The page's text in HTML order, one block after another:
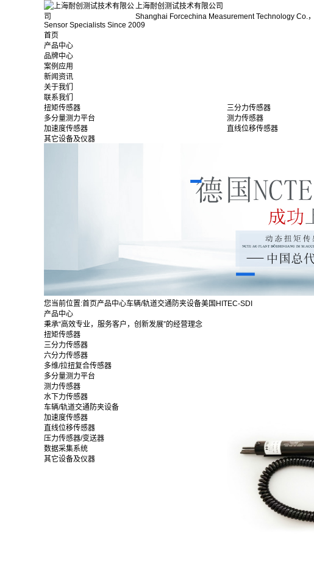
上海耐创测试技术有限公司
Shanghai Forcechina Measurement Technology Co.
Sensor Specialists Since 2009
首页
产品中心
品牌中心
案例应用
新闻资讯
关于我们
联系我们
扭矩传感器
三分力传感器
多分量测力平台
测力传感器
加速度传感器
直线位移传感器
其它设备及仪器
您当前位置:首页产品中心车辆/轨道交通防夹设备美国HITEC-SDI
产品中心
秉承“高效专业，服务客户，创新发展”的经营理念
扭矩传感器
三分力传感器
六分力传感器
多维/拉扭复合传感器
多分量测力平台
测力传感器
水下力传感器
车辆/轨道交通防夹设备
加速度传感器
直线位移传感器
压力传感器/变送器
数据采集系统
其它设备及仪器